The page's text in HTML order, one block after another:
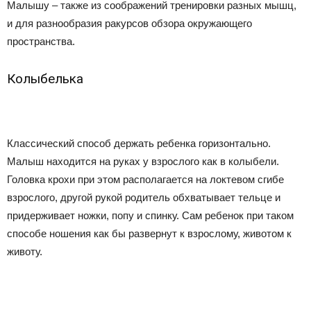
Малышу – также из соображений тренировки разных мышц,
и для разнообразия ракурсов обзора окружающего
пространства.
Колыбелька
Классический способ держать ребенка горизонтально.
Малыш находится на руках у взрослого как в колыбели.
Головка крохи при этом располагается на локтевом сгибе
взрослого, другой рукой родитель обхватывает тельце и
придерживает ножки, попу и спинку. Сам ребенок при таком
способе ношения как бы развернут к взрослому, животом к
животу.